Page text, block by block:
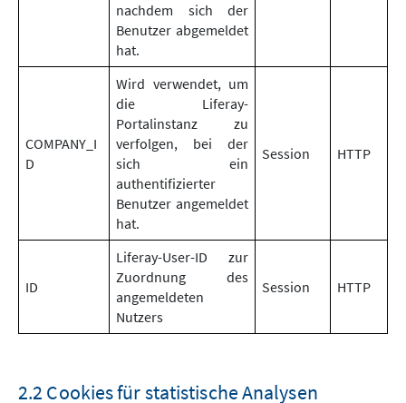
nachdem sich der
Benutzer abgemeldet
hat.
COMPANY_I
D
Wird verwendet, um
die Liferay-
Portalinstanz zu
verfolgen, bei der
sich ein
authentifizierter
Benutzer angemeldet
hat.
Session HTTP
ID
Liferay-User-ID zur
Zuordnung des
angemeldeten
Nutzers
Session HTTP
2.2 Cookies für statistische Analysen